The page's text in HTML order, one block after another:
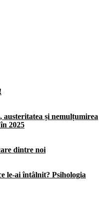
și nemulțumirea
2025
dintre noi
le-ai întâlnit? Psihologia